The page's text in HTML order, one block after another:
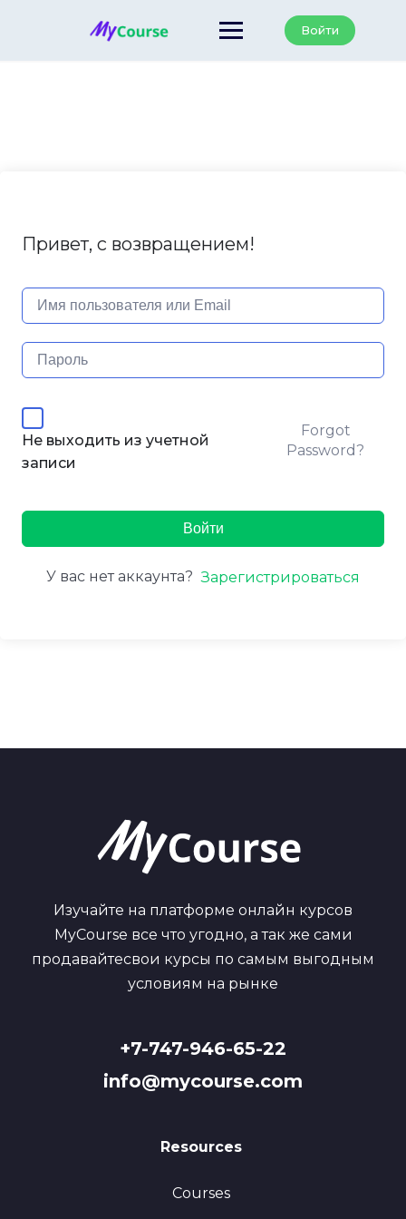
Войти
Привет, с возвращением!
Не выходить из учетной
записи
Forgot
Password?
Войти
У вас нет аккаунта? Зарегистрироваться
Изучайте на платформе онлайн курсов
MyCourse все что угодно, а так же сами
продавайтесвои курсы по самым выгодным
условиям на рынке
+7-747-946-65-22
info@mycourse.com
Resources
Courses